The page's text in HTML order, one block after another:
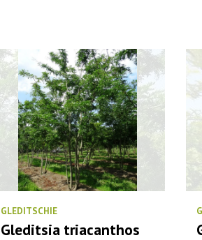
GLEDITSCHIE
Gleditsia triacanthos